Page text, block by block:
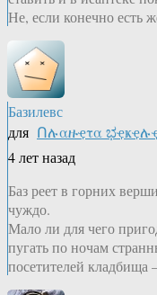
Не, если конечно есть
Базилевс
для Ոሉαዙҿτα
4 лет назад
Баз реет в горних
чуждо.
Мало ли для чего
пугать по ночам
посетителей